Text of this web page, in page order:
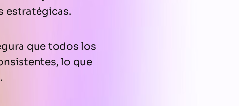
estratégicas.
que todos los
lo que